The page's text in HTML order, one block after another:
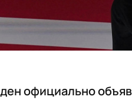
официально